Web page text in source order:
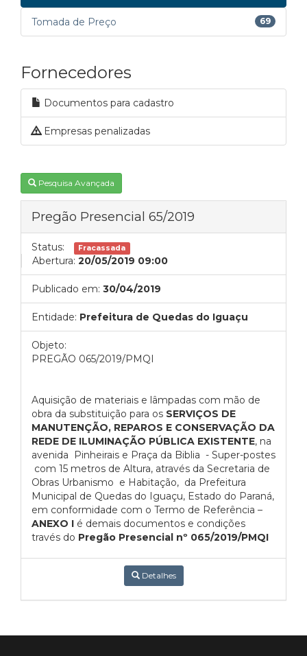
Tomada de Preço 69
Fornecedores
Documentos para cadastro
Empresas penalizadas
Pesquisa Avançada
Pregão Presencial 65/2019
Status: Fracassada
Abertura: 20/05/2019 09:00
Publicado em: 30/04/2019
Entidade: Prefeitura de Quedas do Iguaçu
Objeto:
PREGÃO 065/2019/PMQI
Aquisição de materiais e lâmpadas com mão de
obra da substituição para os SERVIÇOS DE
MANUTENÇÃO, REPAROS E CONSERVAÇÃO DA
REDE DE ILUMINAÇÃO PÚBLICA EXISTENTE, na
avenida Pinheirais e Praça da Biblia - Super-postes
com 15 metros de Altura, através da Secretaria de
Obras Urbanismo e Habitação, da Prefeitura
Municipal de Quedas do Iguaçu, Estado do Paraná,
em conformidade com o Termo de Referência –
ANEXO I é demais documentos e condições
través do Pregão Presencial nº 065/2019/PMQI
Detalhes